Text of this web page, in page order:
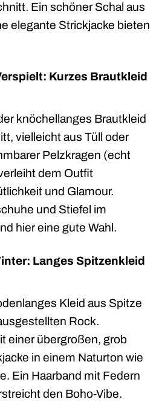
Ein schöner Schal aus
elegante Strickjacke bieten
Kurzes Brautkleid
knöchellanges Brautkleid
vielleicht aus Tüll oder
Pelzkragen (echt
dem Outfit
und Glamour.
und Stiefel im
hier eine gute Wahl.
Langes Spitzenkleid
Kleid aus Spitze
Rock.
einer übergroßen, grob
in einem Naturton wie
Ein Haarband mit Federn
den Boho-Vibe.